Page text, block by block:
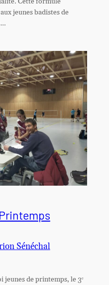
jeunes badistes de
Sénéchal
de printemps, le 3ᵉ